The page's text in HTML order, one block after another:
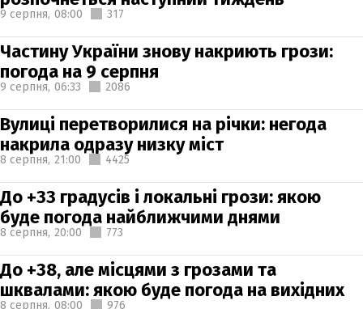
9 серпня, 08:00 317
Частину України знову накриють грози:
погода на 9 серпня
9 серпня, 06:33 2086
Вулиці перетворилися на річки: негода
накрила одразу низку міст
8 серпня, 21:00 4425
До +33 градусів і локальні грози: якою
буде погода найближчими днями
8 серпня, 20:00 773
До +38, але місцями з грозами та
шквалами: якою буде погода на вихідних
8 серпня, 08:00 976